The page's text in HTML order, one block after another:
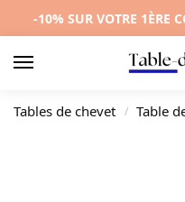
-10% SUR VOTRE 1ÈRE
Tables de chevet / Table